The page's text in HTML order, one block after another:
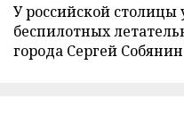
У российской
беспилотных
города Сергей Собянин